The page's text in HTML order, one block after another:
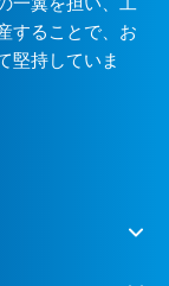
することで、お
堅持していま